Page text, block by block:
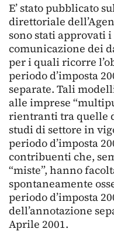
E’ stato pubblicato
direttoriale
sono stati approvati
comunicazione dei
per i quali ricorre
periodo d’imposta
separate. Tali
alle imprese
rientranti tra quelle
studi di settore in
periodo d’imposta
contribuenti che,
“miste”, hanno
spontaneamente
periodo d’imposta
dell’annotazione
Aprile 2001.